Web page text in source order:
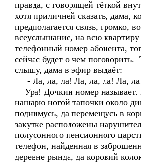
правда, с говорящей тёткой
хотя приличней сказать, дама,
предполагается связь, громко, во
всеуслышание, на всю квартиру
телефонный номер абонента,
сейчас будет о чем поговорить.
слышу, дама в эфир выдаёт:
- Ла, ла, ла! Ла, ла, ла! Ла, ла!
Ура! Дочкин номер называет.
нашарю ногой тапочки около
поднимусь, да перемещусь в
закутке расположены
полусонного пенсионного
телефон, найденная в
деревне рында, да коровий